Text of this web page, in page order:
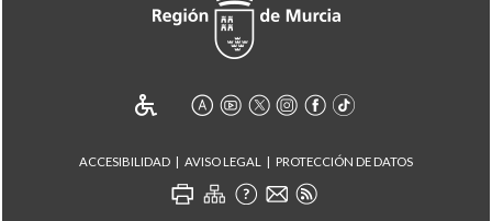
ACCESIBILIDAD AVISO LEGAL PROTECCIÓN DE DATOS